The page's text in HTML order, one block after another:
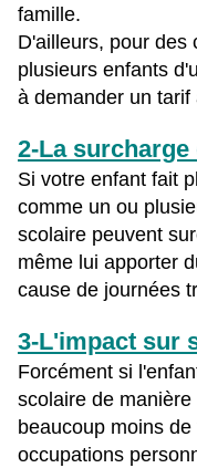
famille.
D'ailleurs, pour des
plusieurs enfants
à demander un
2-La surcharge
Si votre enfant fait
comme un ou
scolaire peuvent
même lui apporter
cause de journées
3-L'impact sur
Forcément si
scolaire de
beaucoup moins
occupations